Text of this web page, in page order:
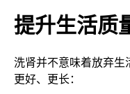
提升生活质
洗肾并不意味着放弃
更好、更长：